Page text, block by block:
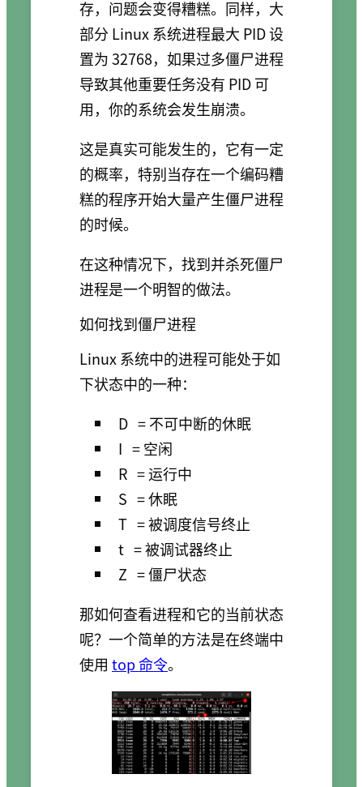
存，问题会变得糟糕。同样，大
部分 Linux 系统进程最大 PID 设
置为 32768，如果过多僵尸进程
导致其他重要任务没有 PID 可
用，你的系统会发生崩溃。
这是真实可能发生的，它有一定
的概率，特别当存在一个编码糟
糕的程序开始大量产生僵尸进程
的时候。
在这种情况下，找到并杀死僵尸
进程是一个明智的做法。
如何找到僵尸进程
Linux 系统中的进程可能处于如
下状态中的一种：
D = 不可中断的休眠
I = 空闲
R = 运行中
S = 休眠
T = 被调度信号终止
t = 被调试器终止
Z = 僵尸状态
那如何查看进程和它的当前状态
呢？一个简单的方法是在终端中
使用 top 命令。